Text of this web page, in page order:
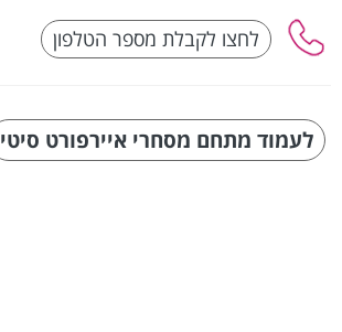
לעמוד מתחם מסחרי איירפורט סיטי